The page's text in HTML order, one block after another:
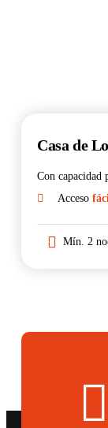
Casa de
Con capacidad
Acceso
Mín. 2